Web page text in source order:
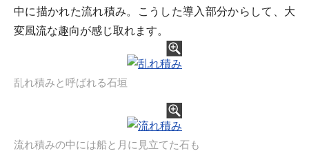
中に描かれた流れ積み。こうした導入部分からして、大
変風流な趣向が感じ取れます。
乱れ積みと呼ばれる石垣
流れ積みの中には船と月に見立てた石も